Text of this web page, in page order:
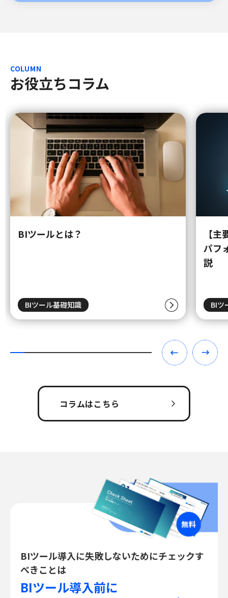
COLUMN
お役立ちコラム
BIツールとは？
BIツール基礎知識
【
パフ
説
BIツ
コラムはこちら
BIツール導入に失敗しないためにチェックす
べきことは
BIツール導入前に